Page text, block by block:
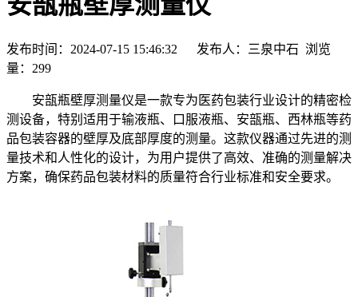
发布时间：2024-07-15 15:46:32 发布人：三泉中石 浏览
量： 299
安瓿瓶壁厚测量仪是一款专为医药包装行业设计的精密检
测设备，特别适用于输液瓶、口服液瓶、安瓿瓶、西林瓶等药
品包装容器的壁厚及底部厚度的测量。这款仪器通过先进的测
量技术和人性化的设计，为用户提供了高效、准确的测量解决
方案，确保药品包装材料的质量符合行业标准和安全要求。